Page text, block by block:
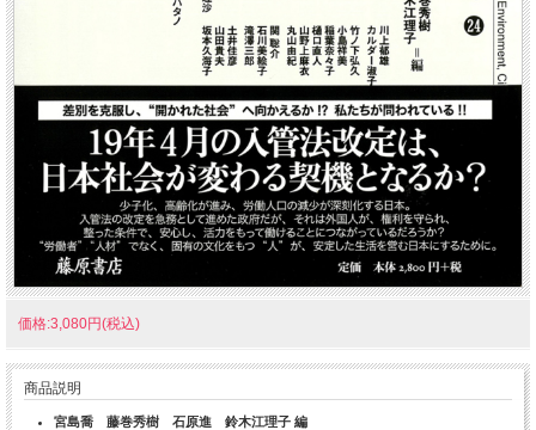
価格:3,080円(税込)
商品説明
宮島喬 藤巻秀樹 石原進 鈴木江理子 編